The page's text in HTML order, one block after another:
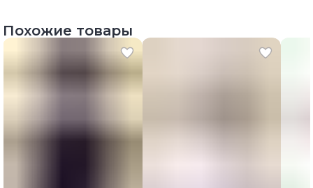
Похожие товары